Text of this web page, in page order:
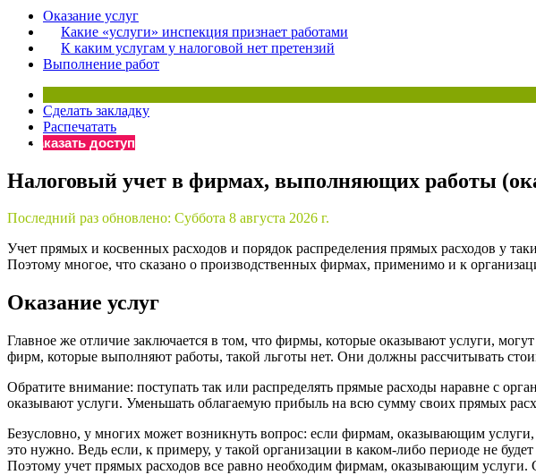
«Практическая энциклопедия
Материалы электронного журнала
Оказание услуг
Какие «услуги» инспекция признает работами
К каким услугам у налоговой нет претензий
Выполнение работ
Сделать закладку
Распечатать
Заказать доступ
Налоговый учет в фирмах, выполняющих работы
Последний раз обновлено: Суббота 8 августа 2026 г.
Учет прямых и косвенных расходов и порядок распределения прямых расходов у
Поэтому многое, что сказано о производственных фирмах, применимо и к
Оказание услуг
Главное же отличие заключается в том, что фирмы, которые оказывают услуги,
фирм, которые выполняют работы, такой льготы нет. Они должны рассчитывать
Обратите внимание: поступать так или распределять прямые расходы наравне с
оказывают услуги. Уменьшать облагаемую прибыль на всю сумму своих прямых
Безусловно, у многих может возникнуть вопрос: если фирмам, оказывающим
это нужно. Ведь если, к примеру, у такой организации в каком-либо периоде не
Поэтому учет прямых расходов все равно необходим фирмам, оказывающим услуги.